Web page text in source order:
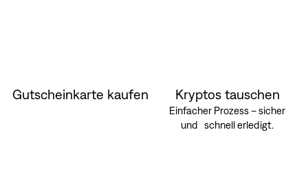
Gutscheinkarte kaufen Kryptos tauschen
Einfacher Prozess – sicher
und schnell erledigt.